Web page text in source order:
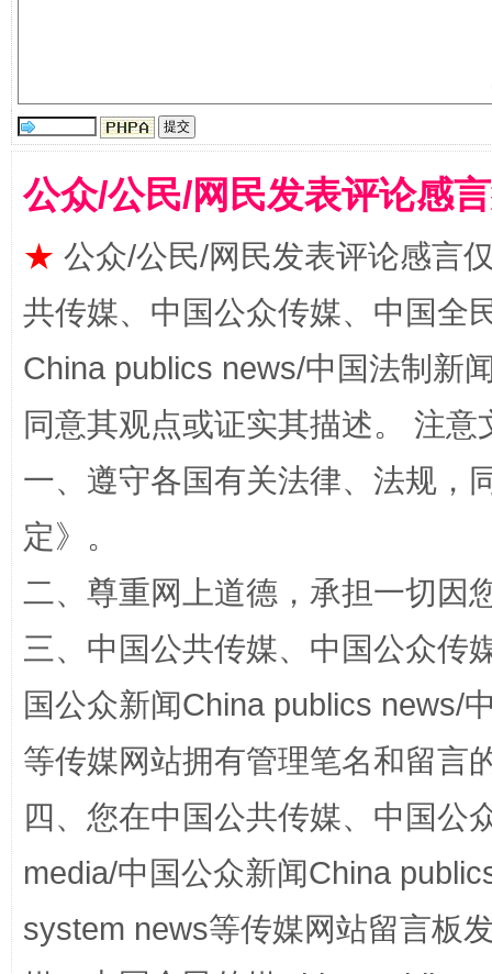
全民健身五年计划来了！等你上场
阿坝州三大球赛在茂县开幕 规模
国家大学科技园优化重塑工作
公众/公民/网民发表评论感
★ 公众/公民/网民发表评论感言
共传媒、中国公众传媒、中国全
China publics news/中国法制新
同意其观点或证实其描述。 注
一、遵守各国有关法律、法规，
定》。
二、尊重网上道德，承担一切因
三、中国公共传媒、中国公众传
国公众新闻China publics news/
等传媒网站拥有管理笔名和留言
四、您在中国公共传媒、中国公
media/中国公众新闻China
system news等传媒网站留言板